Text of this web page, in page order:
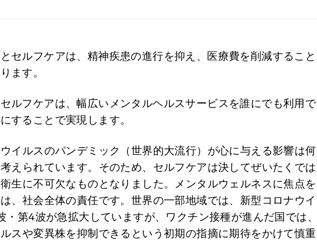
セルフケアは、精神疾患の進行を抑え、医療費を削減すること
ます。
ルフケアは、幅広いメンタルヘルスサービスを誰にでも利用で
することで実現します。
イルスのパンデミック（世界的大流行）が心に与える影響は何
えられています。そのため、セルフケアは決してぜいたくでは
生に不可欠なものとなりました。メンタルウェルネスに焦点を
、社会全体の責任です。世界の一部地域では、新型コロナウイ
・第4波が急拡大していますが、ワクチン接種が進んだ国では、
スや変異株を抑制できるという初期の指摘に期待をかけて慎重